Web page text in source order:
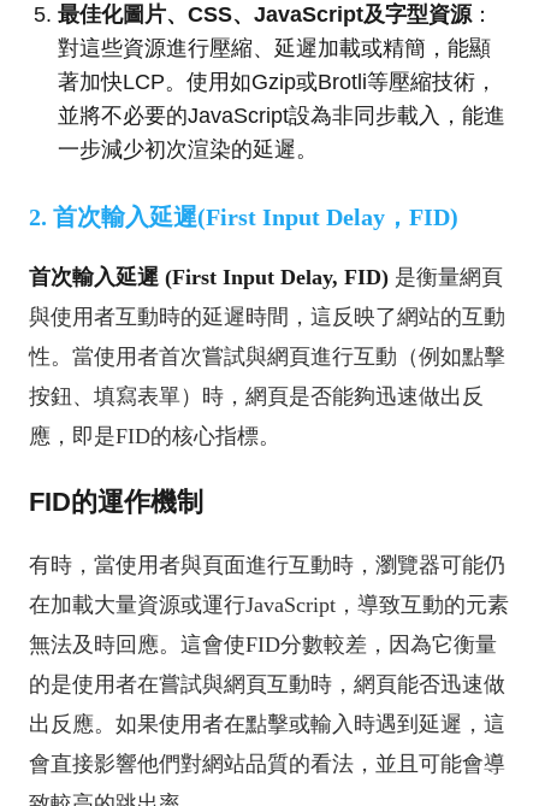
最佳化圖片、CSS、JavaScript及字型資源 ：
對這些資源進行壓縮、延遲加載或精簡，能顯
著加快LCP。使用如Gzip或Brotli等壓縮技術，
並將不必要的JavaScript設為非同步載入，能進
一步減少初次渲染的延遲。
2. 首次輸入延遲(First Input Delay，FID)
首次輸入延遲 (First Input Delay, FID) 是衡量網頁
與使用者互動時的延遲時間，這反映了網站的互動
性。當使用者首次嘗試與網頁進行互動（例如點擊
按鈕、填寫表單）時，網頁是否能夠迅速做出反
應，即是FID的核心指標。
FID的運作機制
有時，當使用者與頁面進行互動時，瀏覽器可能仍
在加載大量資源或運行JavaScript，導致互動的元素
無法及時回應。這會使FID分數較差，因為它衡量
的是使用者在嘗試與網頁互動時，網頁能否迅速做
出反應。如果使用者在點擊或輸入時遇到延遲，這
會直接影響他們對網站品質的看法，並且可能會導